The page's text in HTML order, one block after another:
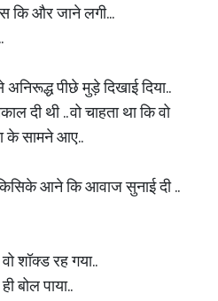
कि और जाने लगी...
पीछे मुड़े दिखाई दिया..
दी थी .. वो चाहता था कि वो
के सामने आए..
आने कि आवाज सुनाई दी ..
शॉक्ड रह गया..
बोल पाया..